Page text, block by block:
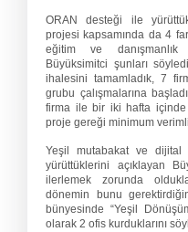
ORAN desteği ile
projesi kapsamında da 4
eğitim ve danışmanlık
Büyüksimitci şunları
ihalesini tamamladık, 7
grubu çalışmalarına
firma ile bir iki hafta içinde
proje gereği minimum
Yeşil mutabakat ve dijital
yürüttüklerini açıklayan
ilerlemek zorunda
dönemin bunu
bünyesinde “Yeşil
olarak 2 ofis kurduklarını